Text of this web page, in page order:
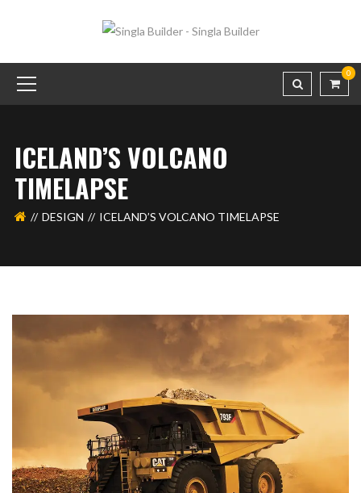
0
ICELAND’S VOLCANO
TIMELAPSE
DESIGN ICELAND’S VOLCANO TIMELAPSE